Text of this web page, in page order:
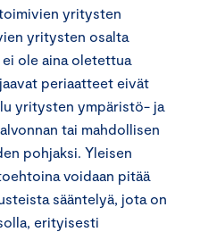
yritysten
yritysten osalta
ole aina oletettua
periaatteet eivät
yritysten ympäristö- ja
tai mahdollisen
pohjaksi. Yleisen
voidaan pitää
sääntelyä, jota on
erityisesti